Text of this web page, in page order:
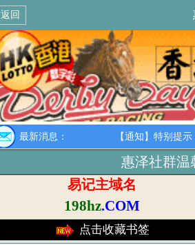
返回
最新消息： 【通知】特别提示：8月
惠泽社群温
易记主域名
198hz.COM
点击收藏书签